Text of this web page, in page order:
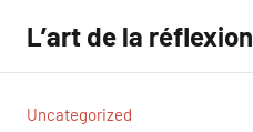
contenu
L’art de la réflexion
Uncategorized